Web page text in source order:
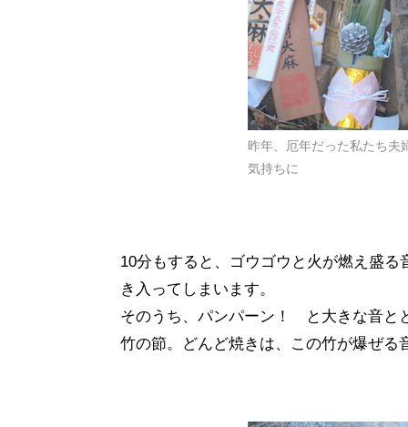
昨年、厄年だった私たち夫
気持ちに
10分もすると、ゴウゴウと火が燃え盛
き入ってしまいます。
そのうち、パンパーン！ と大きな音と
竹の節。どんど焼きは、この竹が爆ぜ